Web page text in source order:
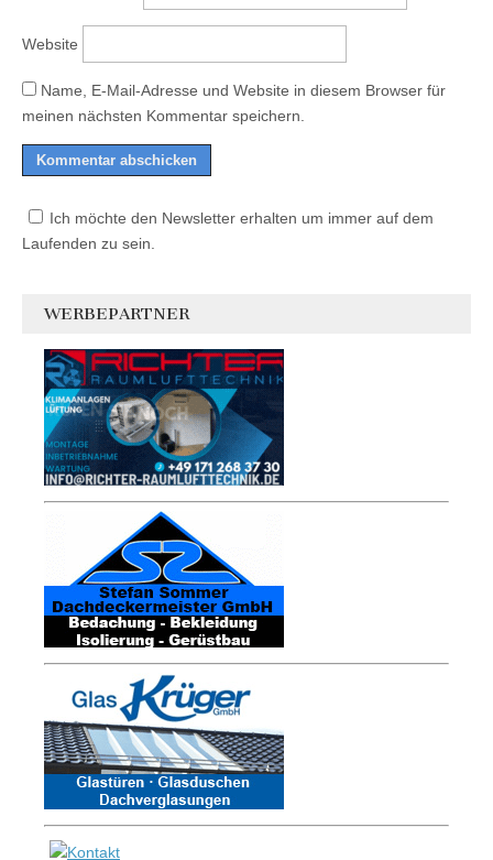
Website
Name, E-Mail-Adresse und Website in diesem Browser für
meinen nächsten Kommentar speichern.
Ich möchte den Newsletter erhalten um immer auf dem
Laufenden zu sein.
WERBEPARTNER